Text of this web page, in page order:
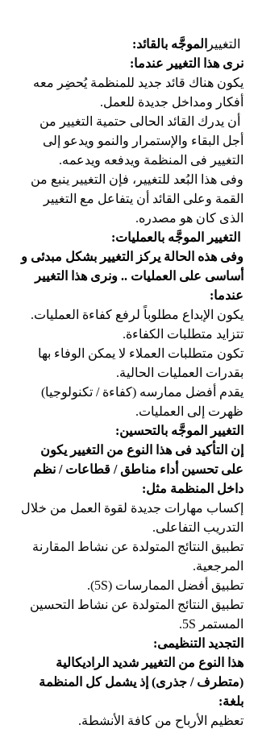
الموجَّه بالقائد:
نرى هذا التغيير عندما:
يكون هناك قائد جديد للمنظمة يُحضِر معه
أفكار ومداخل جديدة للعمل.
أن يدرك القائد الحالى حتمية التغيير من
أجل البقاء والإستمرار والنمو ويدعو إلى
التغيير فى المنظمة ويدفعه ويدعمه.
وفى هذا البُعد للتغيير، فإن التغيير ينبع من
القمة وعلى القائد أن يتفاعل مع التغيير
الذى كان هو مصدره.
التغيير الموجَّه بالعمليات:
وفى هذه الحالة يركز التغيير بشكل مبدئى و
أساسى على العمليات .. ونرى هذا التغيير
عندما:
يكون الإبداع مطلوباً لرفع كفاءة العمليات.
تتزايد متطلبات الكفاءة.
تكون متطلبات العملاء لا يمكن الوفاء بها
بقدرات العمليات الحالية.
يقدم أفضل ممارسه (كفاءة / تكنولوجيا)
ظهرت إلى العمليات.
التغيير الموجَّه بالتحسين:
إن التأكيد فى هذا النوع من التغيير يكون
على تحسين أداء مناطق / قطاعات / نظم
داخل المنظمة مثل:
إكساب مهارات جديدة لقوة العمل من خلال
التدريب التفاعلى.
تطبيق النتائج المتولدة عن نشاط المقارنة
المرجعية.
تطبيق أفضل الممارسات (5S).
تطبيق النتائج المتولدة عن نشاط التحسين
المستمر 5S.
التجديد التنظيمى:
هذا النوع من التغيير شديد الراديكالية
(متطرف / جذرى) إذ يشمل كل المنظمة
بلغة:
تعظيم الأرباح من كافة الأنشطة.